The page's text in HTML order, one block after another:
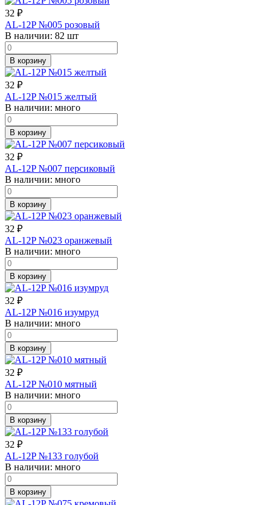
32 ₽
AL-12P №005 розовый
В наличии: 82 шт
В корзину
32 ₽
AL-12P №015 желтый
В наличии: много
В корзину
32 ₽
AL-12P №007 персиковый
В наличии: много
В корзину
32 ₽
AL-12P №023 оранжевый
В наличии: много
В корзину
32 ₽
AL-12P №016 изумруд
В наличии: много
В корзину
32 ₽
AL-12P №010 мятный
В наличии: много
В корзину
32 ₽
AL-12P №133 голубой
В наличии: много
В корзину